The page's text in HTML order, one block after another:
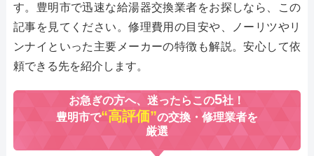
す。豊明市で迅速な給湯器交換業者をお探しなら、この
記事を見てください。修理費用の目安や、ノーリツやリ
ンナイといった主要メーカーの特徴も解説。安心して依
頼できる先を紹介します。
お急ぎの方へ、迷ったらこの5社！
豊明市で“高評価”の交換・修理業者を
厳選